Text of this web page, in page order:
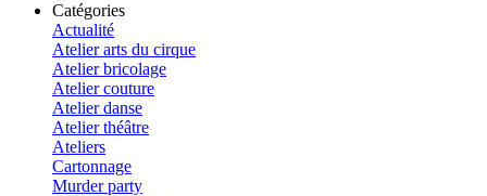
Catégories
Actualité
Atelier arts du cirque
Atelier bricolage
Atelier couture
Atelier danse
Atelier théâtre
Ateliers
Cartonnage
Murder party